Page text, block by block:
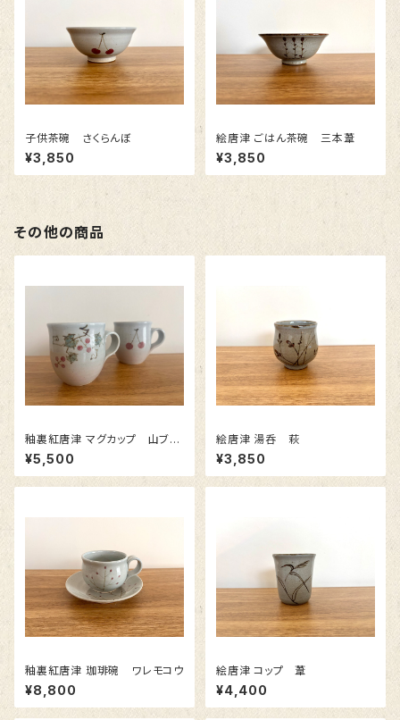
子供茶碗 さくらんぼ
¥3,850
絵唐津 ごはん茶碗 三本葦
¥3,850
その他の商品
釉裏紅唐津 マグカップ 山ブド
ウ
¥5,500
絵唐津 湯呑 萩
¥3,850
釉裏紅唐津 珈琲碗 ワレモコウ
¥8,800
絵唐津 コップ 葦
¥4,400